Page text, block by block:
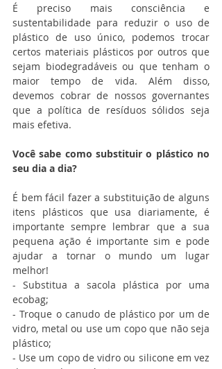
É preciso mais consciência e
sustentabilidade para reduzir o uso de
plástico de uso único, podemos trocar
certos materiais plásticos por outros que
sejam biodegradáveis ou que tenham o
maior tempo de vida. Além disso,
devemos cobrar de nossos governantes
que a política de resíduos sólidos seja
mais efetiva.
Você sabe como substituir o plástico no
seu dia a dia?
É bem fácil fazer a substituição de alguns
itens plásticos que usa diariamente, é
importante sempre lembrar que a sua
pequena ação é importante sim e pode
ajudar a tornar o mundo um lugar
melhor!
- Substitua a sacola plástica por uma
ecobag;
- Troque o canudo de plástico por um de
vidro, metal ou use um copo que não seja
plástico;
- Use um copo de vidro ou silicone em vez